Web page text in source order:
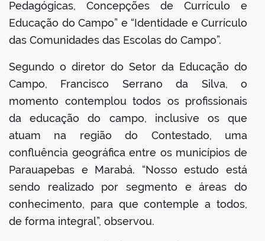
Pedagógicas, Concepções de Currículo e
Educação do Campo” e “Identidade e Currículo
das Comunidades das Escolas do Campo”.
Segundo o diretor do Setor da Educação do
Campo, Francisco Serrano da Silva, o
momento contemplou todos os profissionais
da educação do campo, inclusive os que
atuam na região do Contestado, uma
confluência geográfica entre os municípios de
Parauapebas e Marabá. “Nosso estudo está
sendo realizado por segmento e áreas do
conhecimento, para que contemple a todos,
de forma integral”, observou.